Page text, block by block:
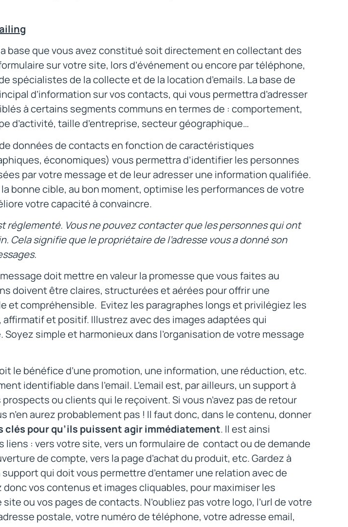
base que vous avez constitué soit directement en collectant des
sur votre site, lors d’événement ou encore par téléphone,
spécialistes de la collecte et de la location d’emails. La base de
d‘information sur vos contacts, qui vous permettra d’adresser
à certains segments communs en termes de : comportement,
d’activité, taille d’entreprise, secteur géographique…
données de contacts en fonction de caractéristiques
économiques) vous permettra d’identifier les personnes
par votre message et de leur adresser une information qualifiée.
bonne cible, au bon moment, optimise les performances de votre
votre capacité à convaincre.
réglementé. Vous ne pouvez contacter que les personnes qui ont
Cela signifie que le propriétaire de l’adresse vous a donné son
doit mettre en valeur la promesse que vous faites au
doivent être claires, structurées et aérées pour offrir une
et compréhensible. Evitez les paragraphes longs et privilégiez les
et positif. Illustrez avec des images adaptées qui
simple et harmonieux dans l’organisation de votre message
le bénéfice d’une promotion, une information, une réduction, etc.
identifiable dans l’email. L’email est, par ailleurs, un support à
ou clients qui le reçoivent. Si vous n’avez pas de retour
n’en aurez probablement pas ! Il faut donc, dans le contenu, donner
clés pour qu’ils puissent agir immédiatement. Il est ainsi
liens : vers votre site, vers un formulaire de contact ou de demande
de compte, vers la page d’achat du produit, etc. Gardez à
qui doit vous permettre d’entamer une relation avec de
vos contenus et images cliquables, pour maximiser les
ou vos pages de contacts. N’oubliez pas votre logo, l’url de votre
postale, votre numéro de téléphone, votre adresse email,